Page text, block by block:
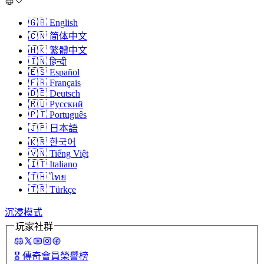
🇬🇧 English
🇨🇳 简体中文
🇭🇰 繁體中文
🇮🇳 हिन्दी
🇪🇸 Español
🇫🇷 Français
🇩🇪 Deutsch
🇷🇺 Русский
🇵🇹 Português
🇯🇵 日本語
🇰🇷 한국어
🇻🇳 Tiếng Việt
🇮🇹 Italiano
🇹🇭 ไทย
🇹🇷 Türkçe
沉浸模式
玩家社群
🎖️ 傳奇會員榮譽榜